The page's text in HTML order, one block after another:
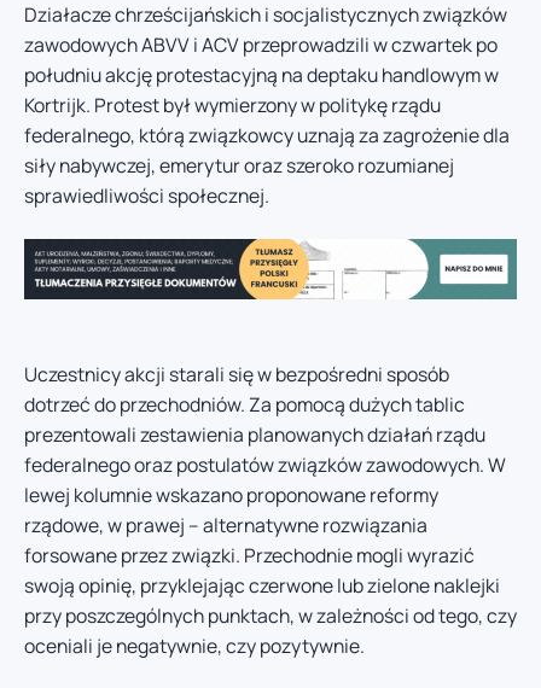
Działacze chrześcijańskich i socjalistycznych związków
zawodowych ABVV i ACV przeprowadzili w czwartek po
południu akcję protestacyjną na deptaku handlowym w
Kortrijk. Protest był wymierzony w politykę rządu
federalnego, którą związkowcy uznają za zagrożenie dla
siły nabywczej, emerytur oraz szeroko rozumianej
sprawiedliwości społecznej.
Uczestnicy akcji starali się w bezpośredni sposób
dotrzeć do przechodniów. Za pomocą dużych tablic
prezentowali zestawienia planowanych działań rządu
federalnego oraz postulatów związków zawodowych. W
lewej kolumnie wskazano proponowane reformy
rządowe, w prawej – alternatywne rozwiązania
forsowane przez związki. Przechodnie mogli wyrazić
swoją opinię, przyklejając czerwone lub zielone naklejki
przy poszczególnych punktach, w zależności od tego, czy
oceniali je negatywnie, czy pozytywnie.